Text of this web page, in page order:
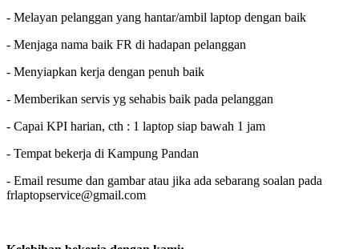
- Melayan pelanggan yang hantar/ambil laptop dengan baik
- Menjaga nama baik FR di hadapan pelanggan
- Menyiapkan kerja dengan penuh baik
- Memberikan servis yg sehabis baik pada pelanggan
- Capai KPI harian, cth : 1 laptop siap bawah 1 jam
- Tempat bekerja di Kampung Pandan
- Email resume dan gambar atau jika ada sebarang soalan pada
frlaptopservice@gmail.com